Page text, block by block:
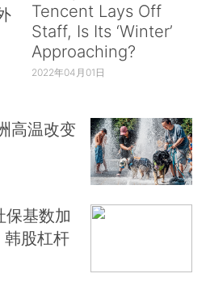
Tencent Lays Off
Staff, Is Its ‘Winter’
Approaching?
2022年04月01日
高温改变
保基数加
韩股杠杆